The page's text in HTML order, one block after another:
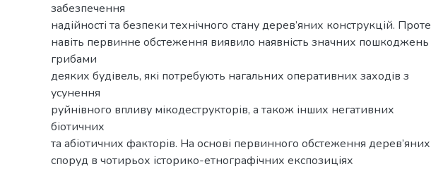
забезпечення
надійності та безпеки технічного стану дерев’яних конструкцій. Проте
навіть первинне обстеження виявило наявність значних пошкоджень
грибами
деяких будівель, які потребують нагальних оперативних заходів з
усунення
руйнівного впливу мікодеструкторів, а також інших негативних
біотичних
та абіотичних факторів. На основі первинного обстеження дерев’яних
споруд в чотирьох історико-етнографічних експозиціях